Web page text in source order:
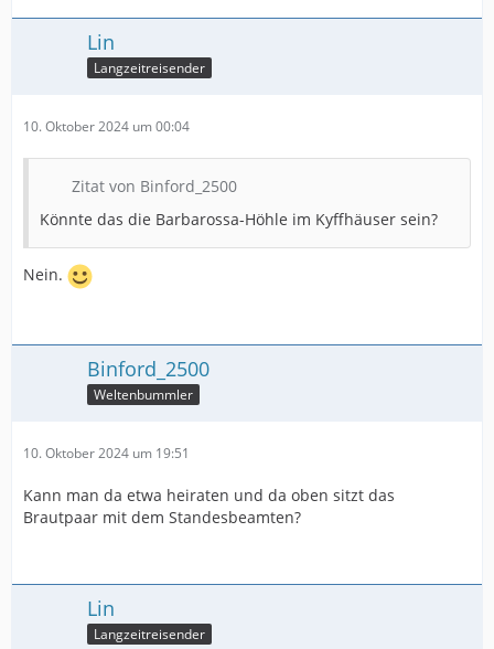
Lin
Langzeitreisender
10. Oktober 2024 um 00:04
Zitat von Binford_2500
Könnte das die Barbarossa-Höhle im Kyffhäuser sein?
Nein.
Binford_2500
Weltenbummler
10. Oktober 2024 um 19:51
Kann man da etwa heiraten und da oben sitzt das
Brautpaar mit dem Standesbeamten?
Lin
Langzeitreisender